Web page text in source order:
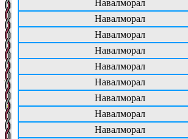
Навалморал
Навалморал
Навалморал
Навалморал
Навалморал
Навалморал
Навалморал
Навалморал
Навалморал